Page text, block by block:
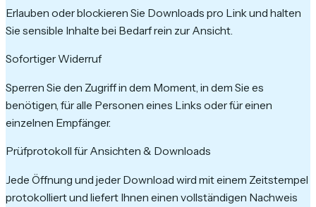
Erlauben oder blockieren Sie Downloads pro Link und halten
Sie sensible Inhalte bei Bedarf rein zur Ansicht.
Sofortiger Widerruf
Sperren Sie den Zugriff in dem Moment, in dem Sie es
benötigen, für alle Personen eines Links oder für einen
einzelnen Empfänger.
Prüfprotokoll für Ansichten & Downloads
Jede Öffnung und jeder Download wird mit einem Zeitstempel
protokolliert und liefert Ihnen einen vollständigen Nachweis